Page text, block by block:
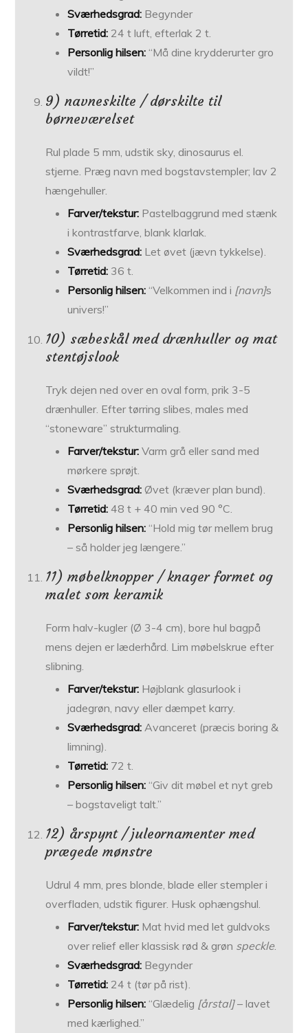
Sværhedsgrad: Begynder
Tørretid: 24 t luft, efterlak 2 t.
Personlig hilsen: “Må dine krydderurter gro
vildt!”
9) navneskilte / dørskilte til
børneværelset
Rul plade 5 mm, udstik sky, dinosaurus el.
stjerne. Præg navn med bogstavstempler; lav 2
hænge­huller.
Farver/tekstur: Pastel­baggrund med stænk
i kontrastfarve, blank klarlak.
Sværhedsgrad: Let øvet (jævn tykkelse).
Tørretid: 36 t.
Personlig hilsen: “Velkommen ind i [navn]s
univers!”
10) sæbeskål med drænhuller og mat
stentøjslook
Tryk dejen ned over en oval form, prik 3-5
drænhuller. Efter tørring slibes, males med
“stoneware” struktur­maling.
Farver/tekstur: Varm grå eller sand med
mørkere sprøjt.
Sværhedsgrad: Øvet (kræver plan bund).
Tørretid: 48 t + 40 min ved 90 °C.
Personlig hilsen: “Hold mig tør mellem brug
– så holder jeg længere.”
11) møbelknopper / knager formet og
malet som keramik
Form halv-kugler (Ø 3-4 cm), bore hul bagpå
mens dejen er læder­hård. Lim møbel­skrue efter
slibning.
Farver/tekstur: Højblank glasur­look i
jadegrøn, navy eller dæmpet karry.
Sværhedsgrad: Avanceret (præcis boring &
limning).
Tørretid: 72 t.
Personlig hilsen: “Giv dit møbel et nyt greb
– bogstaveligt talt.”
12) årspynt / juleornamenter med
prægede mønstre
Udrul 4 mm, pres blonde, blade eller stempler i
overfladen, udstik figurer. Husk ophængshul.
Farver/tekstur: Mat hvid med let guldvoks
over relief eller klassisk rød & grøn speckle.
Sværhedsgrad: Begynder
Tørretid: 24 t (tør på rist).
Personlig hilsen: “Glædelig [årstal]– lavet
med kærlighed.”